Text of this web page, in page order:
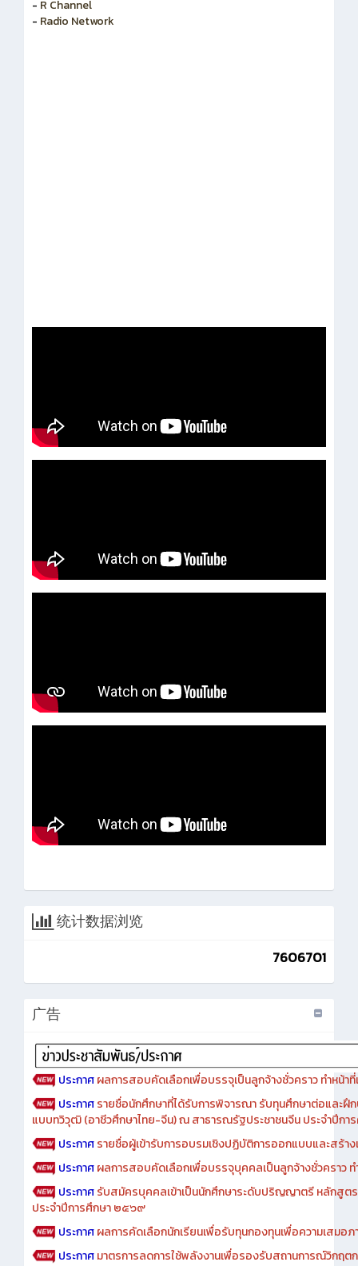
- สำนักงานคณะกรรมการข้าราชการพลเรือน
- R Channel
7606701
ประกาศผลการสอบคัดเลือกเพื่อบรรจุเป็นลูกจ้างชั่วคราว ทำหน้าที่
ประกาศ รายชื่อนักศึกษาที่ได้รับการพิจารณา รับทุนศึกษาต่อและฝึ
แบบทวิวุฒิ (อาชีวศึกษาไทย-จีน) ณ สาธารณรัฐประชาชนจีน ประจำปีก
ประกาศรายชื่อผู้เข้ารับการอบรมเชิงปฏิบัติการออกแบบและสร้า
ประกาศผลการสอบคัดเลือกเพื่อบรรจุบุคคลเป็นลูกจ้างชั่วคราว ท
ประกาศรับสมัครบุคคลเข้าเป็นนักศึกษาระดับปริญญาตรี หลักสูต
ประจำปีการศึกษา ๒๕๖๙
ประกาศผลการคัดเลือกนักเรียนเพื่อรับทุนกองทุนเพื่อความเสมอ